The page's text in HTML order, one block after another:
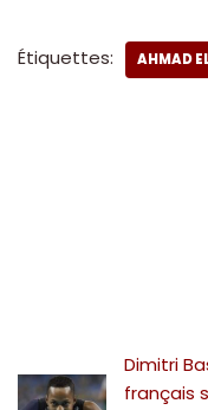
Étiquettes: AHMAD
Dimitri
français